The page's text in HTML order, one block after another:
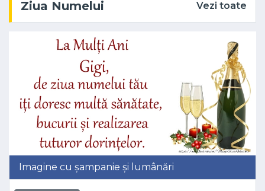
Ziua Numelui Vezi toate
Imagine cu șampanie și lumânări